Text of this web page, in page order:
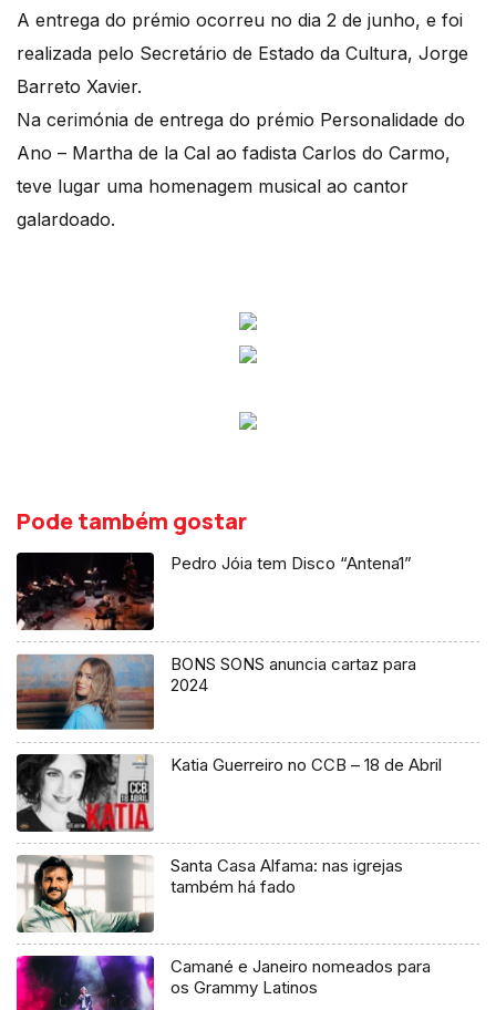
A entrega do prémio ocorreu no dia 2 de junho, e foi
realizada pelo Secretário de Estado da Cultura, Jorge
Barreto Xavier.
Na cerimónia de entrega do prémio Personalidade do
Ano – Martha de la Cal ao fadista Carlos do Carmo,
teve lugar uma homenagem musical ao cantor
galardoado.
Pode também gostar
Pedro Jóia tem Disco “Antena1”
BONS SONS anuncia cartaz para
2024
Katia Guerreiro no CCB – 18 de Abril
Santa Casa Alfama: nas igrejas
também há fado
Camané e Janeiro nomeados para
os Grammy Latinos